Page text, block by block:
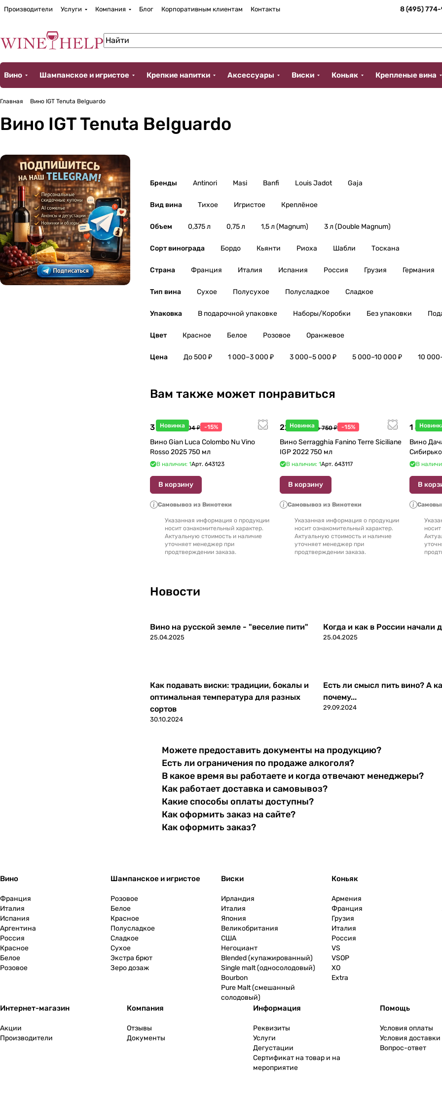
Производители Услуги Компания Блог Корпоративным клиентам Контакты 8 (495)
Вино Шампанское и игристое Крепкие напитки Аксессуары Виски Коньяк Крепленые вина
Главная Вино IGT Tenuta Belguardo
Вино IGT Tenuta Belguardo
Бренды Antinori Masi Banfi Louis Jadot Gaja
Вид вина Тихое Игристое Креплёное
Объем 0,375 л 0,75 л 1,5 л (Magnum) 3 л (Double Magnum)
Сорт винограда Бордо Кьянти Риоха Шабли Тоскана
Страна Франция Италия Испания Россия Грузия Германия
Тип вина Сухое Полусухое Полусладкое Сладкое
Упаковка В подарочной упаковке Наборы/Коробки Без упаковки
Цвет Красное Белое Розовое Оранжевое
Цена До 500 ₽ 1 000–3 000 ₽ 3 000–5 000 ₽ 5 000–10 000 ₽ 10
Вам также может понравиться
Новинка
3 998 ₽4 704 ₽ -15%
Вино Gian Luca Colombo Nu Vino
Rosso 2025 750 мл
В наличии: 1Арт. 643123
В корзину
Самовывоз из Винотеки
Указанная информация о продукции
носит ознакомительный характер.
Актуальную стоимость и наличие
уточняет менеджер при
продтверждении заказа.
Новинка
22 738 ₽26 750 ₽ -15%
Вино Serragghia Fanino Terre Siciliane
IGP 2022 750 мл
В наличии: 1Арт. 643117
В корзину
Самовывоз из Винотеки
Указанная информация о продукции
носит ознакомительный характер.
Актуальную стоимость и наличие
уточняет менеджер при
продтверждении заказа.
1 440 ₽1
Вино
В
В
Новости
Вино на русской земле - "веселие пити"
25.04.2025
Когда и как в России начали
25.04.2025
Как подавать виски: традиции, бокалы и
оптимальная температура для разных
сортов
30.10.2024
Есть ли смысл пить вино? А
почему...
29.09.2024
Можете предоставить документы на продукцию?
Есть ли ограничения по продаже алкоголя?
В какое время вы работаете и когда отвечают менеджеры?
Как работает доставка и самовывоз?
Какие способы оплаты доступны?
Как оформить заказ на сайте?
Как оформить заказ?
Вино
Франция
Италия
Испания
Аргентина
Россия
Красное
Белое
Розовое
Шампанское и игристое
Розовое
Белое
Красное
Полусладкое
Сладкое
Сухое
Экстра брют
Зеро дозаж
Виски
Ирландия
Италия
Япония
Великобритания
США
Негоциант
Blended (купажированный)
Single malt (односолодовый)
Bourbon
Pure Malt (смешанный
солодовый)
Коньяк
Армения
Франция
Грузия
Италия
Россия
VS
VSOP
XO
Extra
Интернет-магазин
Акции
Производители
Компания
Отзывы
Документы
Информация
Реквизиты
Услуги
Дегустации
Сертификат на товар и на
мероприятие
Помощь
Условия оплаты
Условия доставки
Вопрос-ответ